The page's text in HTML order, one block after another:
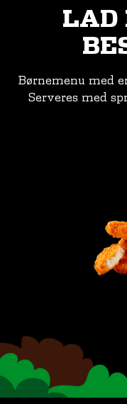
LAD
Børnemenu med
Serveres med